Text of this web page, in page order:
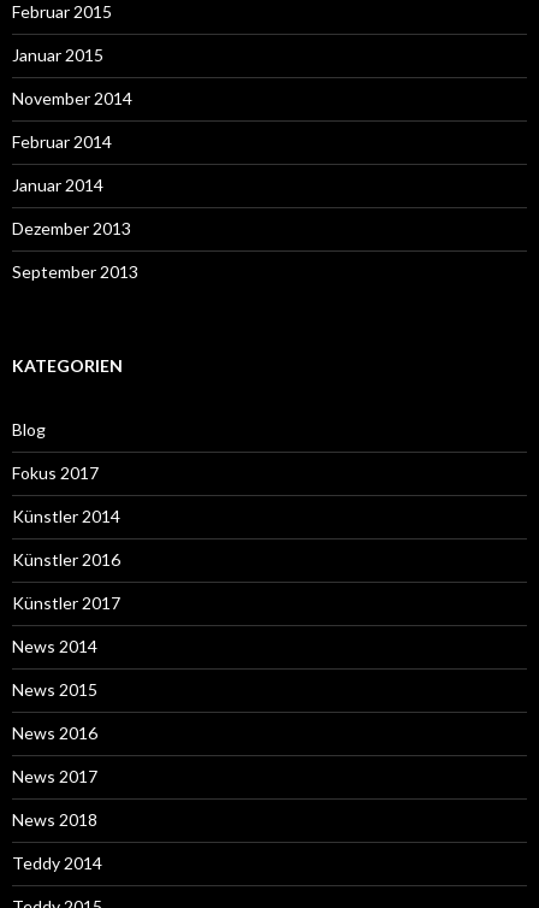
Februar 2015
Januar 2015
November 2014
Februar 2014
Januar 2014
Dezember 2013
September 2013
KATEGORIEN
Blog
Fokus 2017
Künstler 2014
Künstler 2016
Künstler 2017
News 2014
News 2015
News 2016
News 2017
News 2018
Teddy 2014